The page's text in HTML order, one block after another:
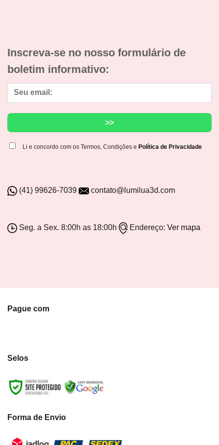
Inscreva-se no nosso formulário de
boletim informativo:
Li e concordo com os Termos, Condições e Política de Privacidade
(41) 99626-7039 contato@lumilua3d.com
Seg. a Sex. 8:00h as 18:00h Endereço: Ver mapa
Pague com
Selos
Forma de Envio